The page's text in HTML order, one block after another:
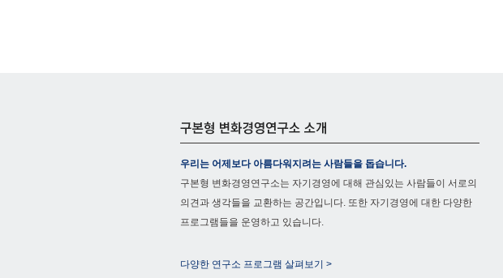
우리는 어제보다 아름다워지려는 사람들을 돕습니다.
구본형 변화경영연구소는 자기경영에 대해 관심있는 사람들이 서로의
의견과 생각들을 교환하는 공간입니다. 또한 자기경영에 대한 다양한
프로그램들을 운영하고 있습니다.
다양한 연구소 프로그램 살펴보기 >